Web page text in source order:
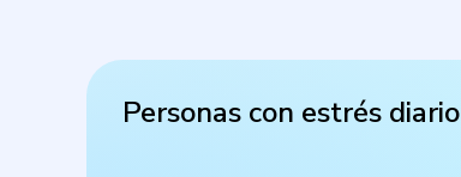
Personas con estrés diario